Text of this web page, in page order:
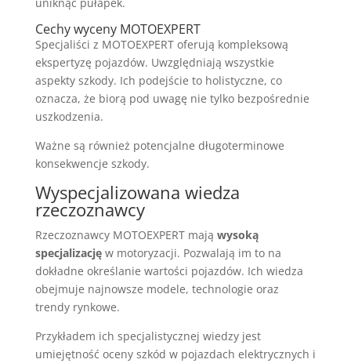
Cechy wyceny MOTOEXPERT
Specjaliści z MOTOEXPERT oferują kompleksową
ekspertyzę pojazdów. Uwzględniają wszystkie
aspekty szkody. Ich podejście to holistyczne, co
oznacza, że biorą pod uwagę nie tylko bezpośrednie
uszkodzenia.
Ważne są również potencjalne długoterminowe
konsekwencje szkody.
Wyspecjalizowana wiedza
rzeczoznawcy
Rzeczoznawcy MOTOEXPERT mają wysoką
specjalizacjęw motoryzacji. Pozwalają im to na
dokładne określanie wartości pojazdów. Ich wiedza
obejmuje najnowsze modele, technologie oraz
trendy rynkowe.
Przykładem ich specjalistycznej wiedzy jest
umiejętność oceny szkód w pojazdach elektrycznych i